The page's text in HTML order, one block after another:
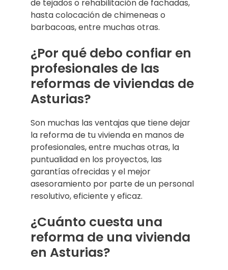
de tejados o rehabilitación de fachadas,
hasta colocación de chimeneas o
barbacoas, entre muchas otras.
¿Por qué debo confiar en
profesionales de las
reformas de viviendas de
Asturias?
Son muchas las ventajas que tiene dejar
la reforma de tu vivienda en manos de
profesionales, entre muchas otras, la
puntualidad en los proyectos, las
garantías ofrecidas y el mejor
asesoramiento por parte de un personal
resolutivo, eficiente y eficaz.
¿Cuánto cuesta una
reforma de una vivienda
en Asturias?